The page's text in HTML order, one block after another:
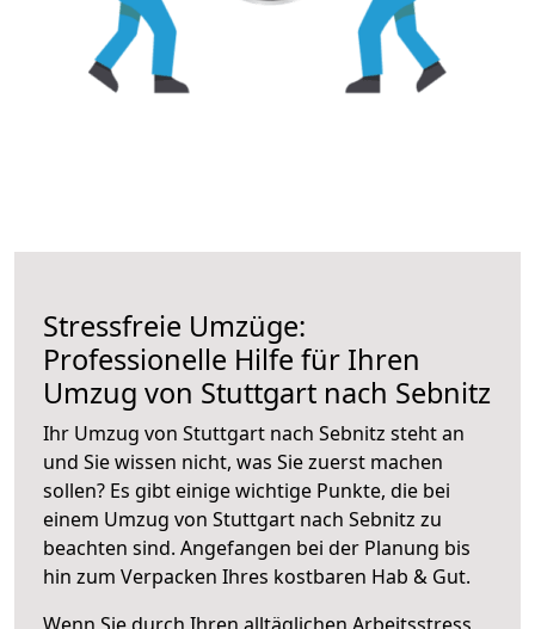
Stressfreie Umzüge:
Professionelle Hilfe für Ihren
Umzug von Stuttgart nach Sebnitz
Ihr Umzug von Stuttgart nach Sebnitz steht an
und Sie wissen nicht, was Sie zuerst machen
sollen? Es gibt einige wichtige Punkte, die bei
einem Umzug von Stuttgart nach Sebnitz zu
beachten sind. Angefangen bei der Planung bis
hin zum Verpacken Ihres kostbaren Hab & Gut.